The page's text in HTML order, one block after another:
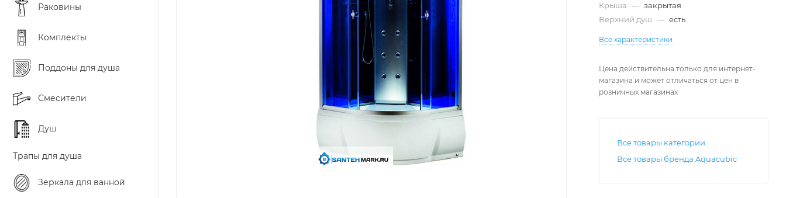
Раковины
Комплекты
Поддоны для душа
Смесители
Душ
Трапы для душа
Зеркала для ванной
Крыша — закрытая
Верхний душ — есть
Все характеристики
Цена действительна только для интернет-
магазина и может отличаться от цен в
розничных магазинах
Все товары категории
Все товары бренда Aquacubic